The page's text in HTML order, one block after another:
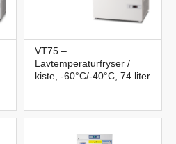
VT75 –
Lavtemperaturfryser /
kiste, -60°C/-40°C, 74 liter